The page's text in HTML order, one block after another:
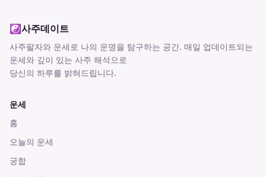
☯사주데이트
사주팔자와 운세로 나의 운명을 탐구하는 공간. 매일 업데이트되는
운세와 깊이 있는 사주 해석으로
당신의 하루를 밝혀드립니다.
운세
홈
오늘의 운세
궁합